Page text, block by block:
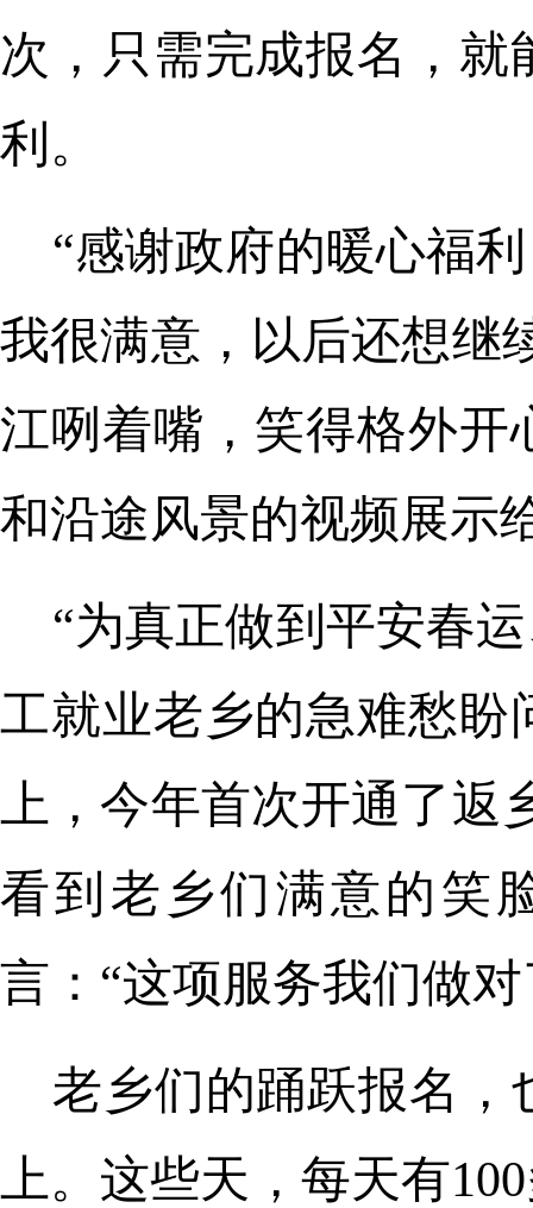
次，只需完成报名，
利。
“感谢政府的暖心福
我很满意，以后还想继
江咧着嘴，笑得格外开
和沿途风景的视频展示
“为真正做到平安春
工就业老乡的急难愁盼
上，今年首次开通了
看到老乡们满意的笑
言：“这项服务我们做对
老乡们的踊跃报名，
上。这些天，每天有